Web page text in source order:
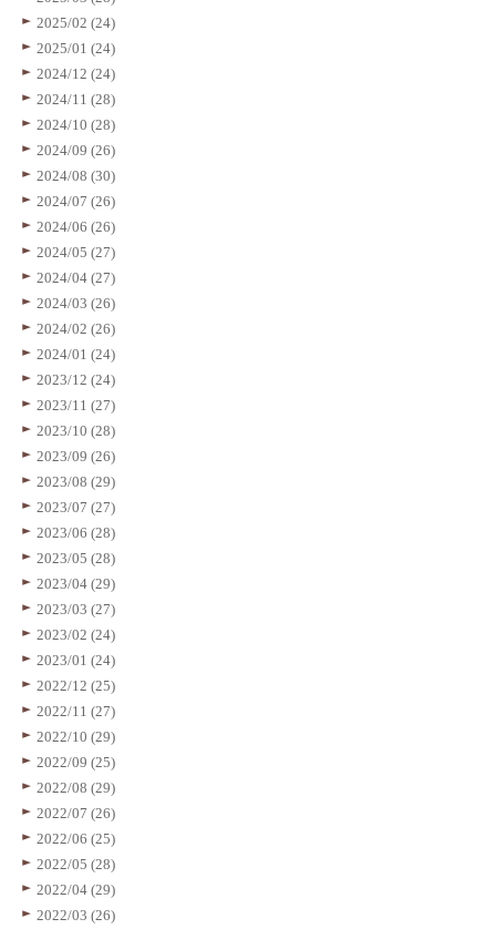
2025/02 (24)
2025/01 (24)
2024/12 (24)
2024/11 (28)
2024/10 (28)
2024/09 (26)
2024/08 (30)
2024/07 (26)
2024/06 (26)
2024/05 (27)
2024/04 (27)
2024/03 (26)
2024/02 (26)
2024/01 (24)
2023/12 (24)
2023/11 (27)
2023/10 (28)
2023/09 (26)
2023/08 (29)
2023/07 (27)
2023/06 (28)
2023/05 (28)
2023/04 (29)
2023/03 (27)
2023/02 (24)
2023/01 (24)
2022/12 (25)
2022/11 (27)
2022/10 (29)
2022/09 (25)
2022/08 (29)
2022/07 (26)
2022/06 (25)
2022/05 (28)
2022/04 (29)
2022/03 (26)